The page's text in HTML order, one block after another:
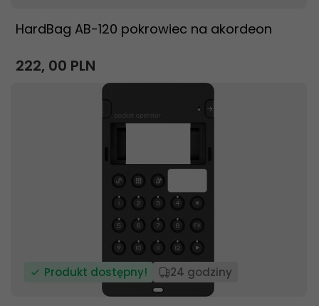
HardBag AB-120 pokrowiec na akordeon
222, 00 PLN
Produkt dostępny! 24 godziny